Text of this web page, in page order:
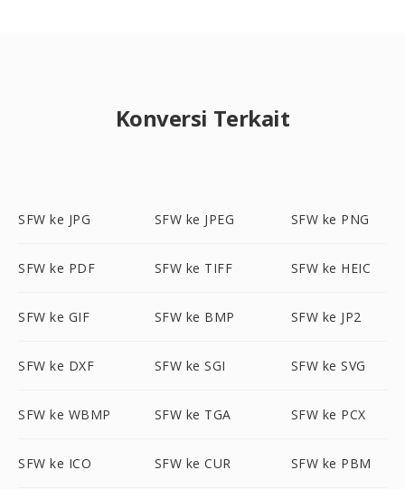
Konversi Terkait
SFW ke JPG SFW ke JPEG SFW ke PNG
SFW ke PDF SFW ke TIFF SFW ke HEIC
SFW ke GIF SFW ke BMP SFW ke JP2
SFW ke DXF SFW ke SGI SFW ke SVG
SFW ke WBMP SFW ke TGA SFW ke PCX
SFW ke ICO SFW ke CUR SFW ke PBM